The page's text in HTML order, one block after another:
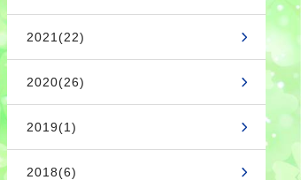
2021(22)
2020(26)
2019(1)
2018(6)